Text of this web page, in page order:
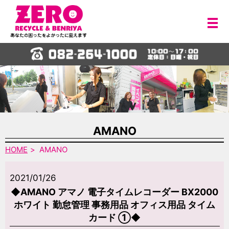
メ
AMANO
HOME AMANO
2021/01/26
◆AMANO アマノ 電子タイムレコーダー BX2000
ホワイト 勤怠管理 事務用品 オフィス用品 タイム
カード ①◆